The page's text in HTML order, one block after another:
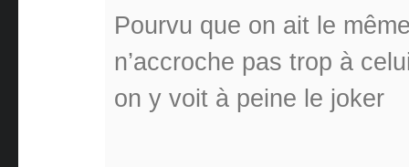
Pourvu que on ait le
n’accroche pas trop à
on y voit à peine le joker